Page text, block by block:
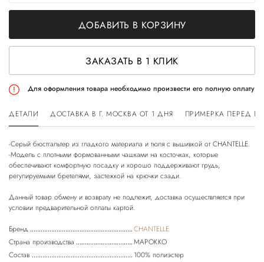
ДОБАВИТЬ В КОРЗИНУ
ЗАКАЗАТЬ В 1 КЛИК
Для оформления товара необходимо произвести его полную оплату
ДЕТАЛИ ДОСТАВКА В Г. МОСКВА ОТ 1 ДНЯ ПРИМЕРКА ПЕРЕД
-Серый бюстгальтер из гладкого материала и тюля с вышивкой от CHANTELLE.
-Модель с плотными формованными чашками на косточках, которые
обеспечивают комфортную посадку и хорошо поддерживают грудь,
регулируемыми бретелями, застежкой на крючки сзади.
Данный товар обмену и возврату не подлежит, доставка осуществляется при
Бренд
CHANTELLE
Страна производства
МАРОККО
Состав
100% полиэстер